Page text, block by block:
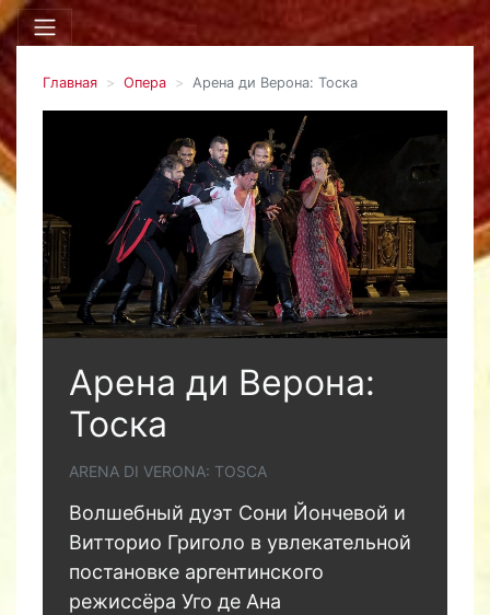
Главная Опера Арена ди Верона: Тоска
Арена ди Верона:
Тоска
ARENA DI VERONA: TOSCA
Волшебный дуэт Сони Йончевой и
Витторио Григоло в увлекательной
постановке аргентинского
режиссёра Уго де Ана